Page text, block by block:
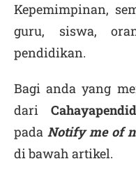
Kepemimpinan,
guru, siswa,
pendidikan.
Bagi anda yang
dari
padaNotify me of
di bawah artikel.